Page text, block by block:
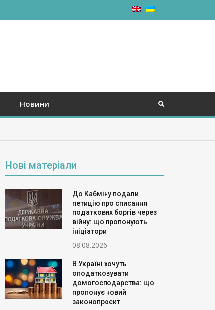
Новини
Нові матеріали
До Кабміну подали
петицію про списання
податкових боргів через
війну: що пропонують
ініціатори
08.08.2026
В Україні хочуть
оподатковувати
домогосподарства: що
пропонує новий
законопроєкт